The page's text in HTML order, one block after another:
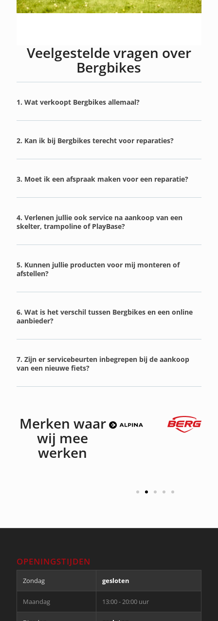
Veelgestelde vragen over
Bergbikes
1. Wat verkoopt Bergbikes allemaal?
2. Kan ik bij Bergbikes terecht voor reparaties?
3. Moet ik een afspraak maken voor een reparatie?
4. Verlenen jullie ook service na aankoop van een
skelter, trampoline of PlayBase?
5. Kunnen jullie producten voor mij monteren of
afstellen?
6. Wat is het verschil tussen Bergbikes en een online
aanbieder?
7. Zijn er servicebeurten inbegrepen bij de aankoop
van een nieuwe fiets?
Merken waar
wij mee
werken
OPENINGSTIJDEN
Zondag gesloten
Maandag 13:00 - 20:00 uur